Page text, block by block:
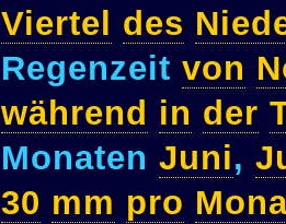
Viertel
des
Regenzeit von
während in der
Monaten Juni,
30 mm pro